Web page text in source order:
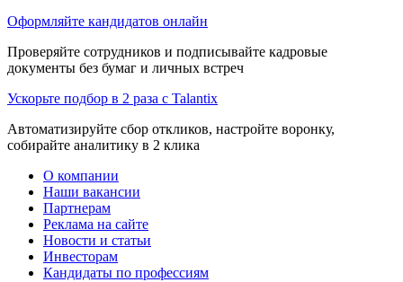
Оформляйте кандидатов онлайн
Проверяйте сотрудников и подписывайте кадровые
документы без бумаг и личных встреч
Ускорьте подбор в 2 раза с Talantix
Автоматизируйте сбор откликов, настройте воронку,
собирайте аналитику в 2 клика
О компании
Наши вакансии
Партнерам
Реклама на сайте
Новости и статьи
Инвесторам
Кандидаты по профессиям